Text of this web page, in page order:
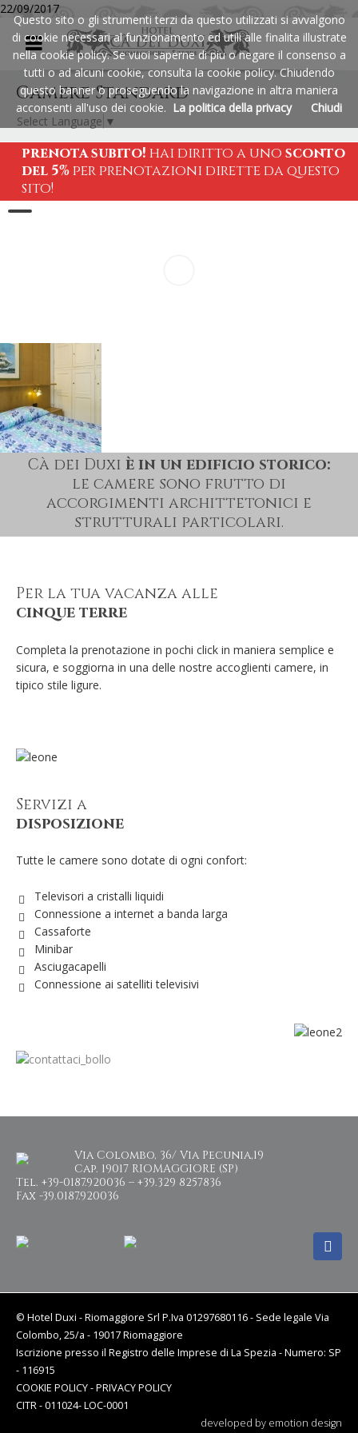
22/09/2017
cà dei duxi
a Riomaggiore nelle
Menu
Camere Standard
Select Language ▼
prenota subito! hai diritto a uno sconto
del 5% per prenotazioni dirette da questo
sito!
Cà dei Duxi è in un edificio storico:
le camere sono frutto di
accorgimenti archittetonici e
strutturali particolari.
Per la tua vacanza alle
cinque terre
Completa la prenotazione in pochi click in maniera semplice e
sicura, e soggiorna in una delle nostre accoglienti camere, in
tipico stile ligure.
Servizi a
disposizione
Tutte le camere sono dotate di ogni confort:
Televisori a cristalli liquidi
Connessione a internet a banda larga
Cassaforte
Minibar
Asciugacapelli
Connessione ai satelliti televisivi
Via Colombo, 36/ Via Pecunia,19
Cap. 19017 RIOMAGGIORE (SP)
Tel. +39-0187.920036 – +39.329 8257836
Fax -39.0187.920036
© Hotel Duxi - Riomaggiore Srl P.Iva 01297680116 - Sede legale Via
Colombo, 25/a - 19017 Riomaggiore
Iscrizione presso il Registro delle Imprese di La Spezia - Numero: SP
- 116915
COOKIE POLICY-PRIVACY POLICY
CITR - 011024- LOC-0001
developed by emotion design
Questo sito o gli strumenti terzi da questo utilizzati si avvalgono
di cookie necessari al funzionamento ed utili alle finalita illustrate
nella cookie policy. Se vuoi saperne di piu o negare il consenso a
tutti o ad alcuni cookie, consulta la cookie policy. Chiudendo
questo banner o proseguendo la navigazione in altra maniera
acconsenti all'uso dei cookie. La politica della privacy Chiudi